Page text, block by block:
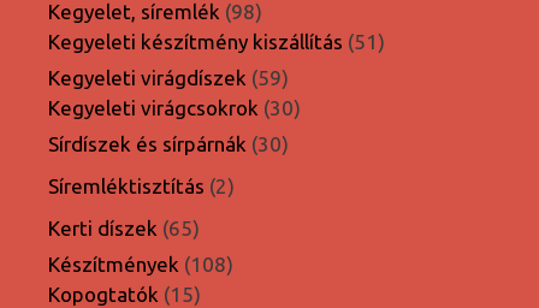
termék
Kegyelet, síremlék 9898
termék
Kegyeleti készítmény kiszállítás 5151
Kegyeleti virágdíszek 5959
termék
Kegyeleti virágcsokrok 3030
Sírdíszek és sírpárnák 3030
Síremléktisztítás 22
Kerti díszek 6565
termék
Készítmények 108108
Kopogtatók 1515